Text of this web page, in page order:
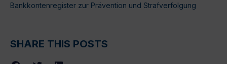
Bankkontenregister zur Prävention und Strafverfolgung
SHARE THIS POSTS